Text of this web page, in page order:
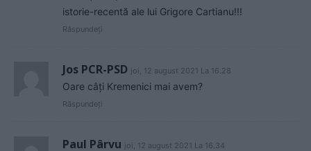
istorie-recentă ale lui Grigore Cartianu!!!
Răspundeți
Jos PCR-PSD joi, 12 august 2021 La 16.28
Oare câți Kremenici mai avem?
Răspundeți
Paul Pârvu joi, 12 august 2021 La 16.34